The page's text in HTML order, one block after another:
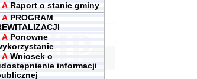
A Raport o stanie gminy
A PROGRAM
A Ponowne
A Wniosek o
informacji